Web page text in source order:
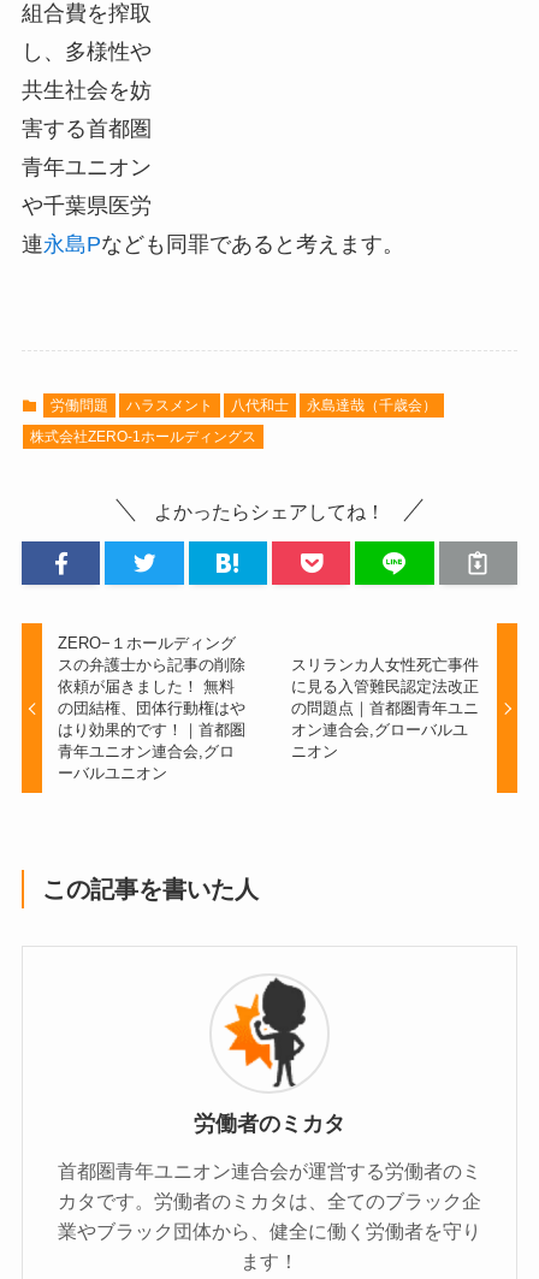
組合費を搾取
し、多様性や
共生社会を妨
害する首都圏
青年ユニオン
や千葉県医労
連永島Pなども同罪であると考えます。
労働問題 ハラスメント 八代和士
永島達哉（千歳会）
株式会社ZERO-1ホールディングス
よかったらシェアしてね！
ZERO−１ホールディング
スの弁護士から記事の削除
依頼が届きました！ 無料
の団結権、団体行動権はや
はり効果的です！｜首都圏
青年ユニオン連合会,グロ
ーバルユニオン
スリランカ人女性死亡事件
に見る入管難民認定法改正
の問題点｜首都圏青年ユニ
オン連合会,グローバルユ
ニオン
この記事を書いた人
労働者のミカタ
首都圏青年ユニオン連合会が運営する労働者のミ
カタです。労働者のミカタは、全てのブラック企
業やブラック団体から、健全に働く労働者を守り
ます！